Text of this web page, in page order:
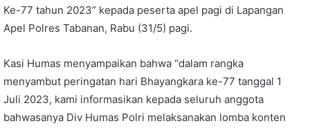
Ke-77 tahun 2023” kepada peserta apel pagi di Lapangan
Apel Polres Tabanan, Rabu (31/5) pagi.
Kasi Humas menyampaikan bahwa “dalam rangka
menyambut peringatan hari Bhayangkara ke-77 tanggal 1
Juli 2023, kami informasikan kepada seluruh anggota
bahwasanya Div Humas Polri melaksanakan lomba konten